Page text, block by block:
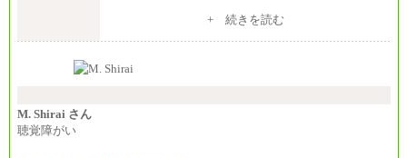
※入社後早期から、自律的な業務遂行が求めら
す。
い職責を担う方については、さらに高い金額を個別
+ 続きを読む
M. Shirai さん
聴覚障がい